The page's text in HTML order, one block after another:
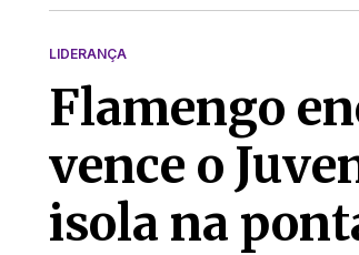
LIDERANÇA
Flamengo
vence o
isola na